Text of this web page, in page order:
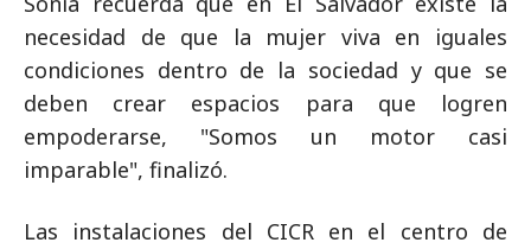
necesidad de que la mujer viva en iguales
condiciones dentro de la sociedad y que se
deben crear espacios para que logren
empoderarse, "Somos un motor casi
imparable", finalizó.
Las instalaciones del CICR en el centro de